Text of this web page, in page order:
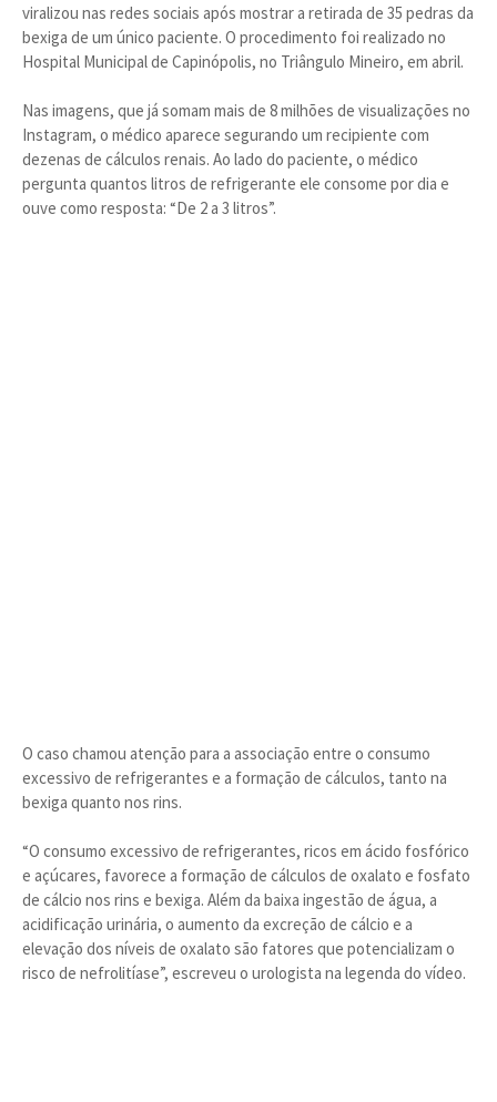
viralizou nas redes sociais após mostrar a retirada de 35 pedras da
bexiga de um único paciente. O procedimento foi realizado no
Hospital Municipal de Capinópolis, no Triângulo Mineiro, em abril.
Nas imagens, que já somam mais de 8 milhões de visualizações no
Instagram, o médico aparece segurando um recipiente com
dezenas de cálculos renais. Ao lado do paciente, o médico
pergunta quantos litros de refrigerante ele consome por dia e
ouve como resposta: “De 2 a 3 litros”.
O caso chamou atenção para a associação entre o consumo
excessivo de refrigerantes e a formação de cálculos, tanto na
bexiga quanto nos rins.
“O consumo excessivo de refrigerantes, ricos em ácido fosfórico
e açúcares, favorece a formação de cálculos de oxalato e fosfato
de cálcio nos rins e bexiga. Além da baixa ingestão de água, a
acidificação urinária, o aumento da excreção de cálcio e a
elevação dos níveis de oxalato são fatores que potencializam o
risco de nefrolitíase”, escreveu o urologista na legenda do vídeo.